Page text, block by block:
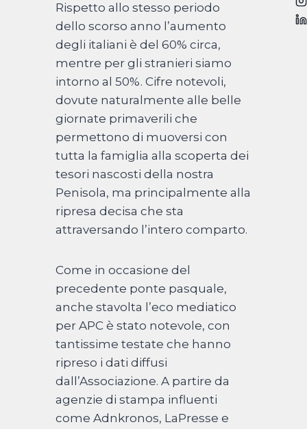
Rispetto allo stesso periodo
dello scorso anno l’aumento
degli italiani è del 60% circa,
mentre per gli stranieri siamo
intorno al 50%. Cifre notevoli,
dovute naturalmente alle belle
giornate primaverili che
permettono di muoversi con
tutta la famiglia alla scoperta dei
tesori nascosti della nostra
Penisola, ma principalmente alla
ripresa decisa che sta
attraversando l’intero comparto.
Come in occasione del
precedente ponte pasquale,
anche stavolta l’eco mediatico
per APC è stato notevole, con
tantissime testate che hanno
ripreso i dati diffusi
dall’Associazione. A partire da
agenzie di stampa influenti
come Adnkronos, LaPresse e